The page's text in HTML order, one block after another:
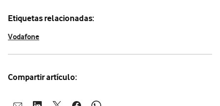
Etiquetas relacionadas:
Vodafone
Compartir artículo: